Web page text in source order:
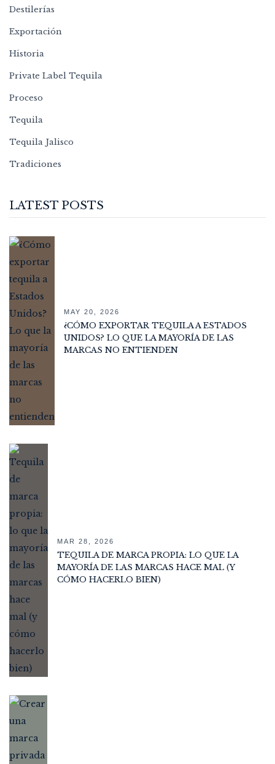
Destilerías
Exportación
Historia
Private Label Tequila
Proceso
Tequila
Tequila Jalisco
Tradiciones
LATEST POSTS
MAY 20, 2026
¿CÓMO EXPORTAR TEQUILA A ESTADOS
UNIDOS? LO QUE LA MAYORÍA DE LAS
MARCAS NO ENTIENDEN
MAR 28, 2026
TEQUILA DE MARCA PROPIA: LO QUE LA
MAYORÍA DE LAS MARCAS HACE MAL (Y
CÓMO HACERLO BIEN)